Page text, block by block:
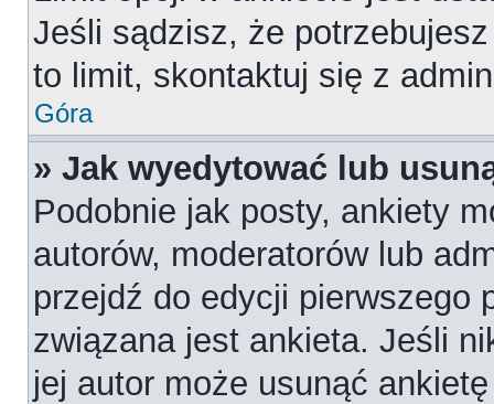
Jeśli sądzisz, że
to limit, skontaktuj się z
Góra
» Jak wyedytować lub
Podobnie jak posty, ankiety
autorów, moderatorów lub
przejdź do edycji pierwszego
związana jest ankieta. Jeśli
jej autor może usunąć